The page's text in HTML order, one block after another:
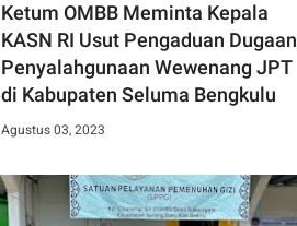
Ketum OMBB Meminta Kepala
KASN RI Usut Pengaduan Dugaan
Penyalahgunaan Wewenang JPT
di Kabupaten Seluma Bengkulu
Agustus 03, 2023